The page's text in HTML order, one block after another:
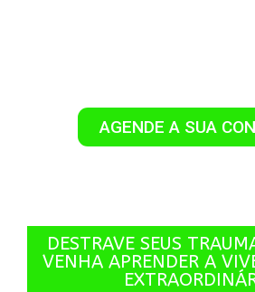
AGENDE A SUA
DESTRAVE SEUS
VENHA APRENDER A